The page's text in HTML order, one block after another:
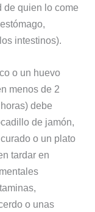
de quien lo come
intestinos).
o un huevo
menos de 2
debe
de jamón,
o un plato
tardar en
o unas